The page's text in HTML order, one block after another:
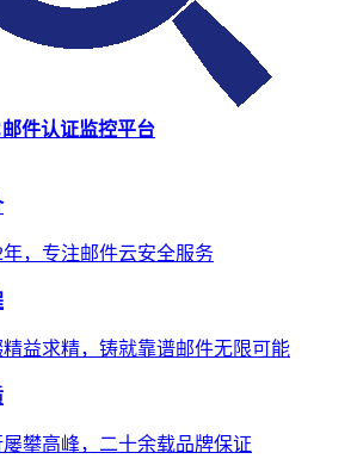
件认证监控平台
年，专注邮件云安全服务
益求精，铸就靠谱邮件无限可能
攀高峰，二十余载品牌保证